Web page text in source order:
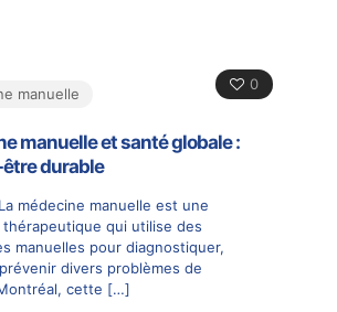
0
manuelle
manuelle et santé globale :
durable
médecine manuelle est une
qui utilise des
manuelles pour diagnostiquer,
divers problèmes de
cette […]